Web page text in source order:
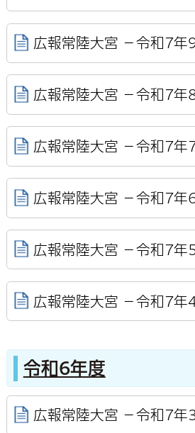
広報常陸大宮 －令和7年
広報常陸大宮 －令和7年
広報常陸大宮 －令和7年
広報常陸大宮 －令和7年
広報常陸大宮 －令和7年
広報常陸大宮 －令和7年
令和6年度
広報常陸大宮 －令和7年